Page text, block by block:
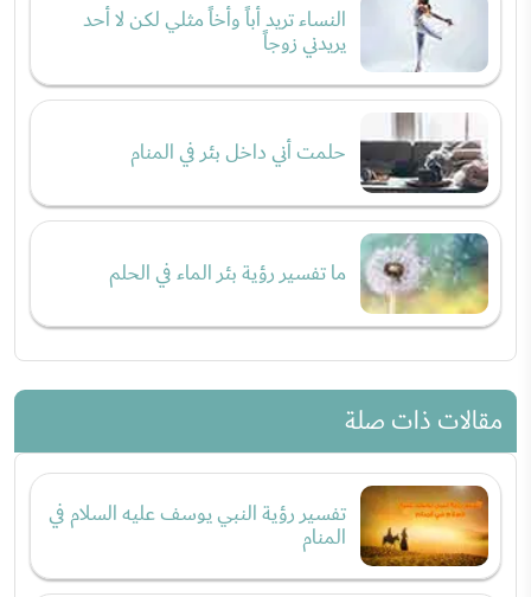
النساء تريد أباً وأخاً مثلي لكن لا أحد
يريدني زوجاً
حلمت أني داخل بئر في المنام
ما تفسير رؤية بئر الماء في الحلم
مقالات ذات صلة
تفسير رؤية النبي يوسف عليه السلام في
المنام